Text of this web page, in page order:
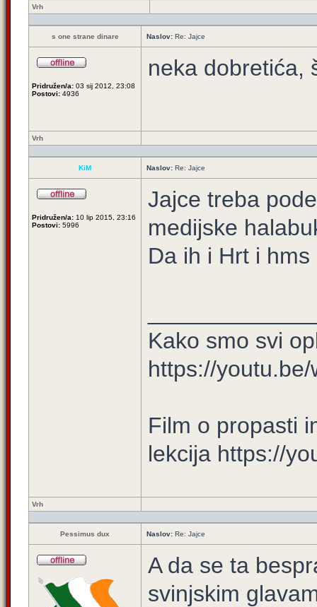
Vrh
s one strane dinare Naslov: Re: Jajce
Pridružen/a: 03 sij 2012, 23:08
Postovi: 4936
neka dobretića,
Vrh
KiM Naslov: Re: Jajce
Pridružen/a: 10 lip 2015, 23:16
Postovi: 5996
Jajce treba
medijske
Da ih i Hrt i
Kako smo svi
https://
Film o propasti
lekcija https://
Vrh
Pessimus dux Naslov: Re: Jajce
A da se ta
svinjskim